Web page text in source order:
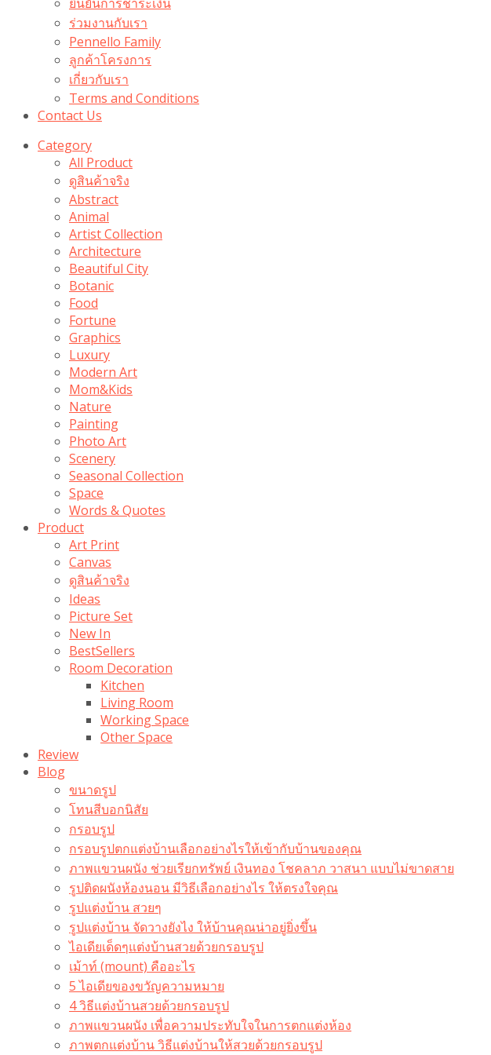
ร่วมงานกับเรา
Pennello Family
ลูกค้าโครงการ
เกี่ยวกับเรา
Terms and Conditions
Contact Us
Category
All Product
ดูสินค้าจริง
Abstract
Animal
Artist Collection
Architecture
Beautiful City
Botanic
Food
Fortune
Graphics
Luxury
Modern Art
Mom&Kids
Nature
Painting
Photo Art
Scenery
Seasonal Collection
Space
Words & Quotes
Product
Art Print
Canvas
ดูสินค้าจริง
Ideas
Picture Set
New In
BestSellers
Room Decoration
Kitchen
Living Room
Working Space
Other Space
Review
Blog
ขนาดรูป
โทนสีบอกนิสัย
กรอบรูป
กรอบรูปตกแต่งบ้านเลือกอย่างไรให้เข้ากับบ้านของคุณ
ภาพแขวนผนัง ช่วยเรียกทรัพย์ เงินทอง โชคลาภ วาสนา แบบไม่ขาดสาย
รูปติดผนังห้องนอน มีวิธีเลือกอย่างไร ให้ตรงใจคุณ
รูปแต่งบ้าน สวยๆ
รูปแต่งบ้าน จัดวางยังไง ให้บ้านคุณน่าอยู่ยิ่งขึ้น
ไอเดียเด็ดๆแต่งบ้านสวยด้วยกรอบรูป
เม้าท์ (mount) คืออะไร​
5 ไอเดียของขวัญความหมาย
4 วิธีแต่งบ้านสวยด้วยกรอบรูป
ภาพแขวนผนัง เพื่อความประทับใจในการตกแต่งห้อง
ภาพตกแต่งบ้าน วิธีแต่งบ้านให้สวยด้วยกรอบรูป